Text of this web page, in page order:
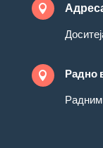

 Радно